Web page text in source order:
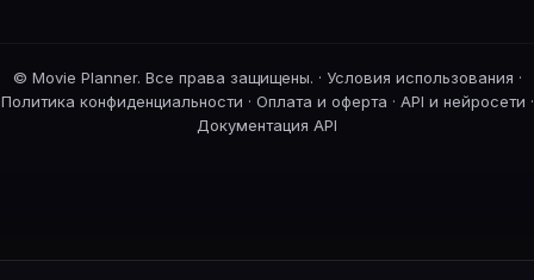
© Movie Planner. Все права защищены. · Условия использования ·
Политика конфиденциальности · Оплата и оферта · API и нейросети ·
Документация API